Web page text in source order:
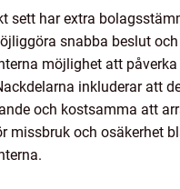
sett har extra
snabba beslut
möjlighet att
inkluderar att
och kostsamma att
missbruk och osäkerhet